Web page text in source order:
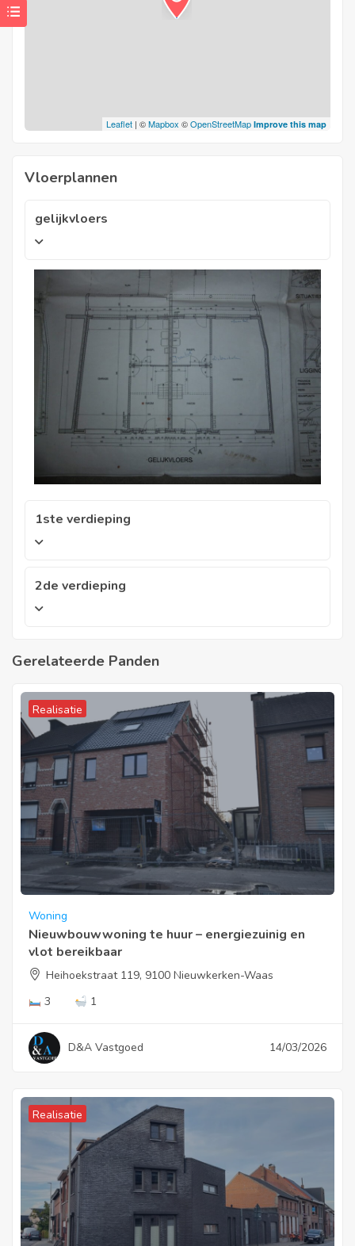
Leaflet | ©Mapbox ©OpenStreetMap Improve this map
Vloerplannen
gelijkvloers
1ste verdieping
2de verdieping
Gerelateerde Panden
Realisatie
Woning
Nieuwbouwwoning te huur – energiezuinig en
vlot bereikbaar
Heihoekstraat 119, 9100 Nieuwkerken-Waas
3
1
D&A Vastgoed 14/03/2026
Realisatie